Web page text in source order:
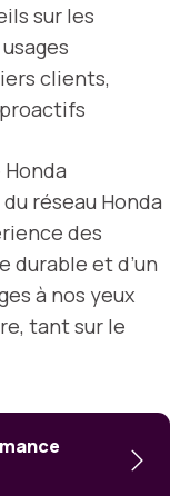
sur les
clients,
réseau Honda
des
durable et d’un
à nos yeux
tant sur le